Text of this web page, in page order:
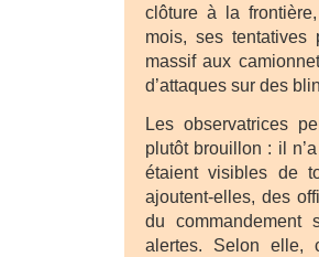
clôture à la
mois, ses tentatives
massif aux
d’attaques sur des
Les observatrices
plutôt brouillon : il
étaient visibles de
ajoutent-elles, des
du
alertes. Selon elle,